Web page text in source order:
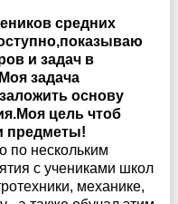
средних
и задач в
задача
основу
цель чтоб
предметы!
по нескольким
с учениками школ
механике,